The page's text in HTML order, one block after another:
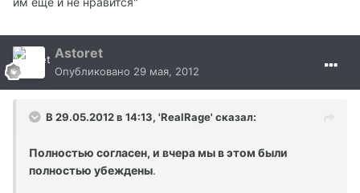
Astoret
Опубликовано 29 мая, 2012
В 29.05.2012 в 14:13, 'RealRage' сказал:
Полностью согласен, и вчера мы в этом были
полностью убеждены.